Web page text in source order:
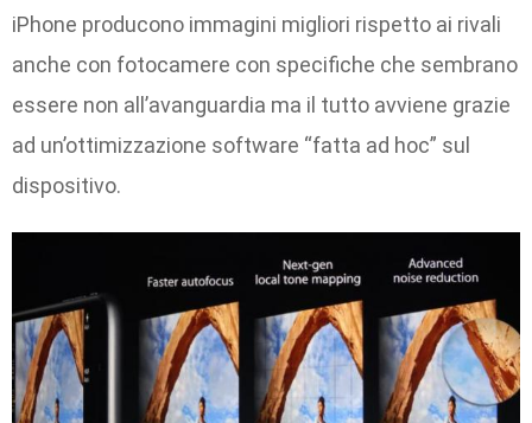
iPhone producono immagini migliori rispetto ai rivali
anche con fotocamere con specifiche che sembrano
essere non all’avanguardia ma il tutto avviene grazie
ad un’ottimizzazione software “fatta ad hoc” sul
dispositivo.